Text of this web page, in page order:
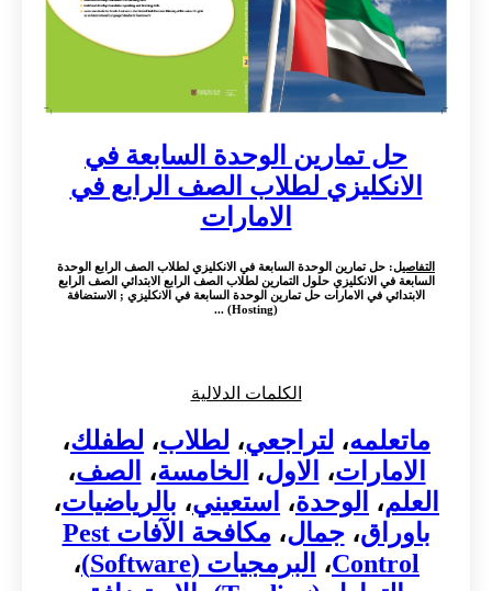
حل تمارين الوحدة السابعة في
الانكليزي لطلاب الصف الرابع في
الامارات
التفاصيل: حل تمارين الوحدة السابعة في الانكليزي لطلاب الصف الرابع الوحدة
السابعة في الانكليزي حلول التمارين لطلاب الصف الرابع الابتدائي الصف الرابع
الابتدائي في الامارات حل تمارين الوحدة السابعة في الانكليزي ; الاستضافة
(Hosting) ...
الكلمات الدلالية
ماتعلمه، لتراجعي، لطلاب، لطفلك،
الامارات، الاول، الخامسة، الصف،
العلم، الوحدة، استعيني، بالرياضيات،
باوراق، جمال،
مكافحة الآفات Pest
Control، البرمجيات (Software)
،